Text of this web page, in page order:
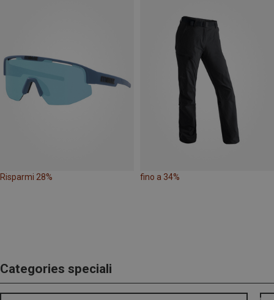
Risparmi 28% fino a 34%
Categories speciali